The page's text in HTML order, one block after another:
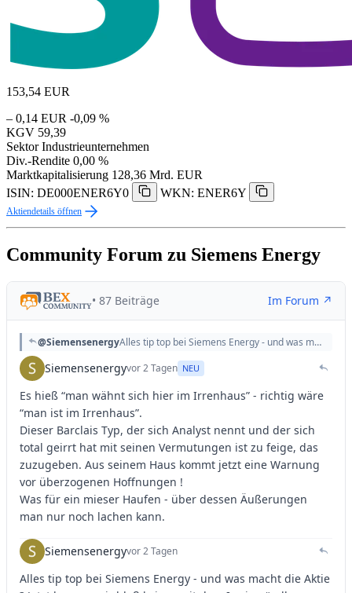
153,54 EUR
– 0,14 EUR -0,09 %
KGV 59,39
Sektor Industrieunternehmen
Div.-Rendite 0,00 %
Marktkapitalisierung 128,36 Mrd. EUR
ISIN: DE000ENER6Y0
WKN: ENER6Y
Aktiendetails öffnen
Community Forum zu Siemens Energy